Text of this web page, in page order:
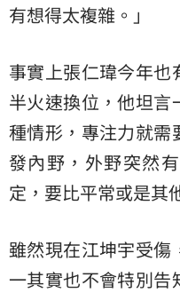
有想得太複雜。」
事實上張仁瑋今年
半火速換位，他坦言
種情形，專注力就需
發內野，外野突然
定，要比平常或是其
雖然現在江坤宇受傷
一其實也不會特別告